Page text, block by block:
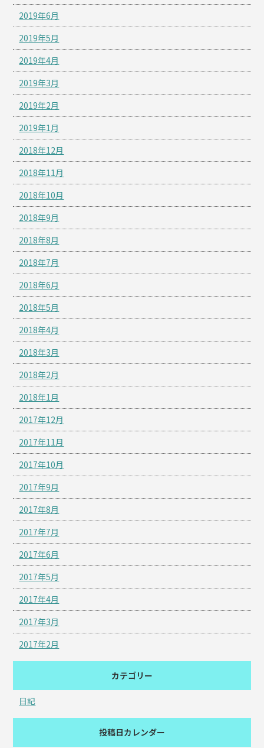
2019年6月
2019年5月
2019年4月
2019年3月
2019年2月
2019年1月
2018年12月
2018年11月
2018年10月
2018年9月
2018年8月
2018年7月
2018年6月
2018年5月
2018年4月
2018年3月
2018年2月
2018年1月
2017年12月
2017年11月
2017年10月
2017年9月
2017年8月
2017年7月
2017年6月
2017年5月
2017年4月
2017年3月
2017年2月
カテゴリー
日記
投稿日カレンダー